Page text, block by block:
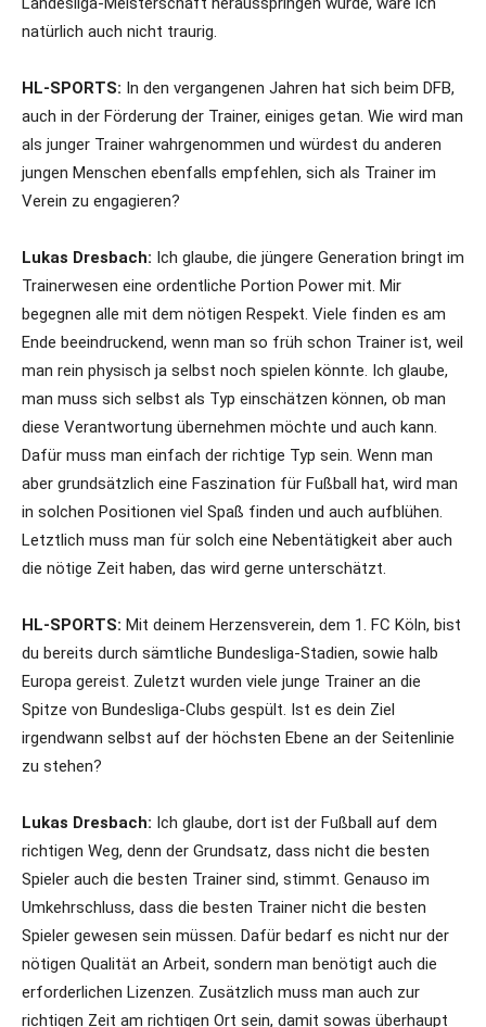
natürlich auch nicht traurig.
HL-SPORTS: In den vergangenen Jahren hat sich beim DFB,
auch in der Förderung der Trainer, einiges getan. Wie wird man
als junger Trainer wahrgenommen und würdest du anderen
jungen Menschen ebenfalls empfehlen, sich als Trainer im
Verein zu engagieren?
Lukas Dresbach: Ich glaube, die jüngere Generation bringt im
Trainerwesen eine ordentliche Portion Power mit. Mir
begegnen alle mit dem nötigen Respekt. Viele finden es am
Ende beeindruckend, wenn man so früh schon Trainer ist, weil
man rein physisch ja selbst noch spielen könnte. Ich glaube,
man muss sich selbst als Typ einschätzen können, ob man
diese Verantwortung übernehmen möchte und auch kann.
Dafür muss man einfach der richtige Typ sein. Wenn man
aber grundsätzlich eine Faszination für Fußball hat, wird man
in solchen Positionen viel Spaß finden und auch aufblühen.
Letztlich muss man für solch eine Nebentätigkeit aber auch
die nötige Zeit haben, das wird gerne unterschätzt.
HL-SPORTS: Mit deinem Herzensverein, dem 1. FC Köln, bist
du bereits durch sämtliche Bundesliga-Stadien, sowie halb
Europa gereist. Zuletzt wurden viele junge Trainer an die
Spitze von Bundesliga-Clubs gespült. Ist es dein Ziel
irgendwann selbst auf der höchsten Ebene an der Seitenlinie
zu stehen?
Lukas Dresbach: Ich glaube, dort ist der Fußball auf dem
richtigen Weg, denn der Grundsatz, dass nicht die besten
Spieler auch die besten Trainer sind, stimmt. Genauso im
Umkehrschluss, dass die besten Trainer nicht die besten
Spieler gewesen sein müssen. Dafür bedarf es nicht nur der
nötigen Qualität an Arbeit, sondern man benötigt auch die
erforderlichen Lizenzen. Zusätzlich muss man auch zur
richtigen Zeit am richtigen Ort sein, damit sowas überhaupt